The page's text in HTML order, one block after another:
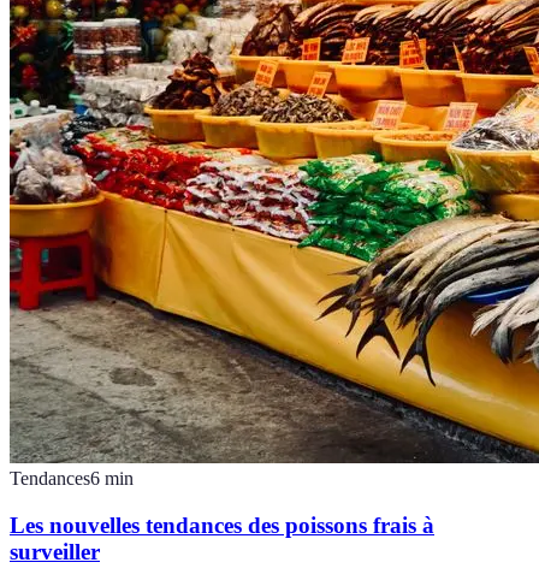
Tendances6 min
Les nouvelles tendances des poissons frais à
surveiller